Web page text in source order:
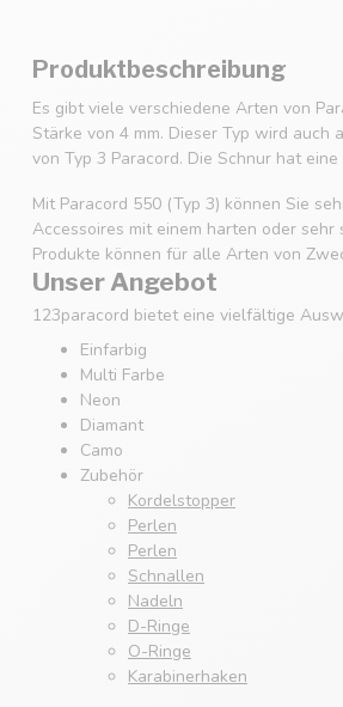
Produktbeschreibung
Es gibt viele verschiedene Arten von
Stärke von 4 mm. Dieser Typ wird
von Typ 3 Paracord. Die Schnur hat
Mit Paracord 550 (Typ 3) können Sie
Accessoires mit einem harten oder
Produkte können für alle Arten von
Unser Angebot
123paracord bietet eine vielfältige
Einfarbig
Multi Farbe
Neon
Diamant
Camo
Zubehör
Kordelstopper
Perlen
Perlen
Schnallen
Nadeln
D-Ringe
O-Ringe
Karabinerhaken